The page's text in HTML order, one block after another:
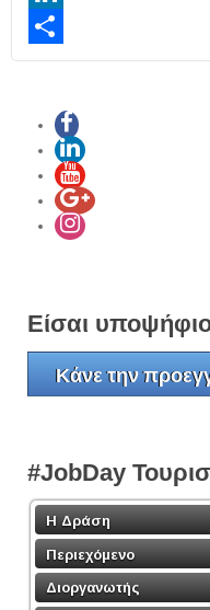
LinkedIn
Share
Είσαι
Κάνε την
#JobDay
Η Δράση
Περιεχόμενο
Διοργανωτής